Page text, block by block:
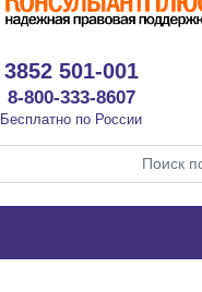
3852 501-001
8-800-333-8607
Бесплатно по России